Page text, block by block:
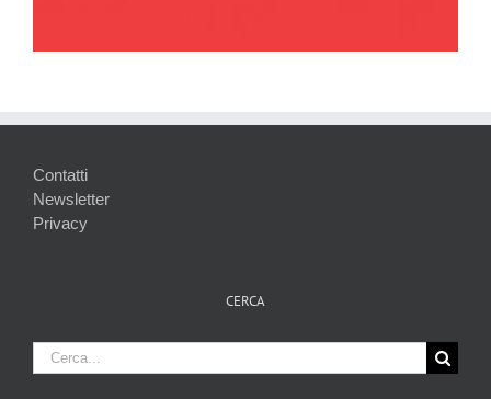
Contatti
Newsletter
Privacy
CERCA
Cerca
per: